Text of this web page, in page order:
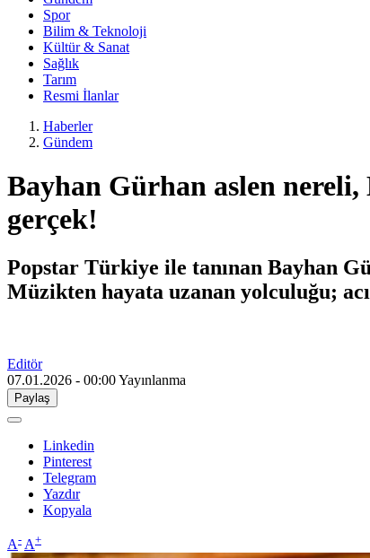
Spor
Bilim & Teknoloji
Kültür & Sanat
Sağlık
Tarım
Resmi İlanlar
Haberler
Gündem
Bayhan Gürhan aslen nereli,
gerçek!
Popstar Türkiye ile tanınan Bayhan
Müzikten hayata uzanan yolculuğu;
Editör
07.01.2026 - 00:00Yayınlanma
Paylaş
Linkedin
Pinterest
Telegram
Yazdır
Kopyala
A- A+